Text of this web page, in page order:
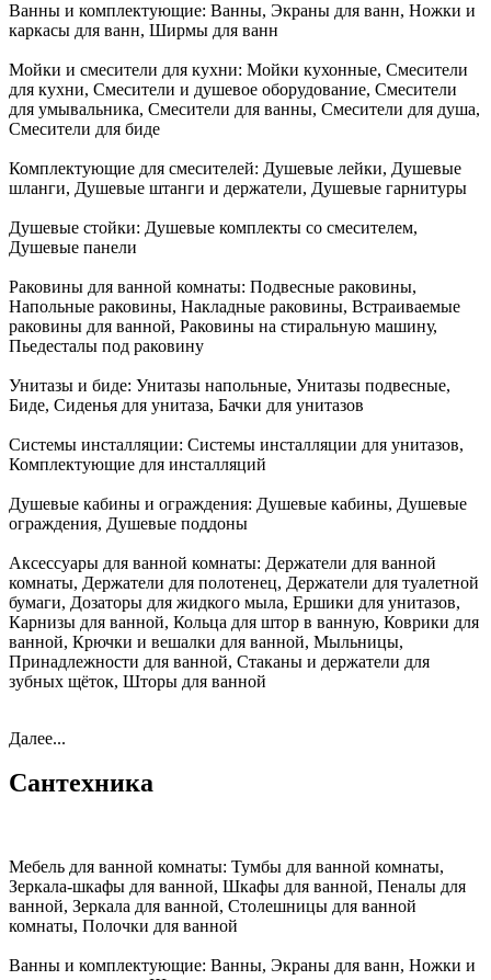
Ванны и комплектующие: Ванны, Экраны для ванн, Ножки и
каркасы для ванн, Ширмы для ванн
Мойки и смесители для кухни: Мойки кухонные, Смесители
для кухни, Смесители и душевое оборудование, Смесители
для умывальника, Смесители для ванны, Смесители для душа,
Смесители для биде
Комплектующие для смесителей: Душевые лейки, Душевые
шланги, Душевые штанги и держатели, Душевые гарнитуры
Душевые стойки: Душевые комплекты со смесителем,
Душевые панели
Раковины для ванной комнаты: Подвесные раковины,
Напольные раковины, Накладные раковины, Встраиваемые
раковины для ванной, Раковины на стиральную машину,
Пьедесталы под раковину
Унитазы и биде: Унитазы напольные, Унитазы подвесные,
Биде, Сиденья для унитаза, Бачки для унитазов
Системы инсталляции: Системы инсталляции для унитазов,
Комплектующие для инсталляций
Душевые кабины и ограждения: Душевые кабины, Душевые
ограждения, Душевые поддоны
Аксессуары для ванной комнаты: Держатели для ванной
комнаты, Держатели для полотенец, Держатели для туалетной
бумаги, Дозаторы для жидкого мыла, Ершики для унитазов,
Карнизы для ванной, Кольца для штор в ванную, Коврики для
ванной, Крючки и вешалки для ванной, Мыльницы,
Принадлежности для ванной, Стаканы и держатели для
зубных щёток, Шторы для ванной
Далее...
Сантехника
Мебель для ванной комнаты: Тумбы для ванной комнаты,
Зеркала-шкафы для ванной, Шкафы для ванной, Пеналы для
ванной, Зеркала для ванной, Столешницы для ванной
комнаты, Полочки для ванной
Ванны и комплектующие: Ванны, Экраны для ванн, Ножки и